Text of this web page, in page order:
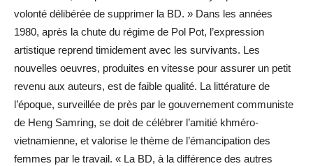
volonté délibérée de supprimer la BD. » Dans les années
1980, après la chute du régime de Pol Pot, l’expression
artistique reprend timidement avec les survivants. Les
nouvelles oeuvres, produites en vitesse pour assurer un petit
revenu aux auteurs, est de faible qualité. La littérature de
l’époque, surveillée de près par le gouvernement communiste
de Heng Samring, se doit de célébrer l’amitié khméro-
vietnamienne, et valorise le thème de l’émancipation des
femmes par le travail. « La BD, à la différence des autres